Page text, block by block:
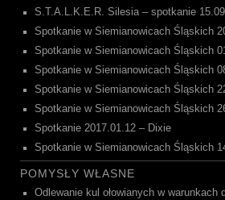
S.T.A.L.K.E.R. Silesia – spotkanie
Spotkanie w Siemianowicach Śląskich
Spotkanie w Siemianowicach Śląskich
Spotkanie w Siemianowicach Śląskich
Spotkanie w Siemianowicach Śląskich
Spotkanie w Siemianowicach Śląskich
Spotkanie 2017.01.12 – Dixie
Spotkanie w Siemianowicach Śląskich
POMYSŁY WŁASNE
Odlewanie kul ołowianych w warunkach